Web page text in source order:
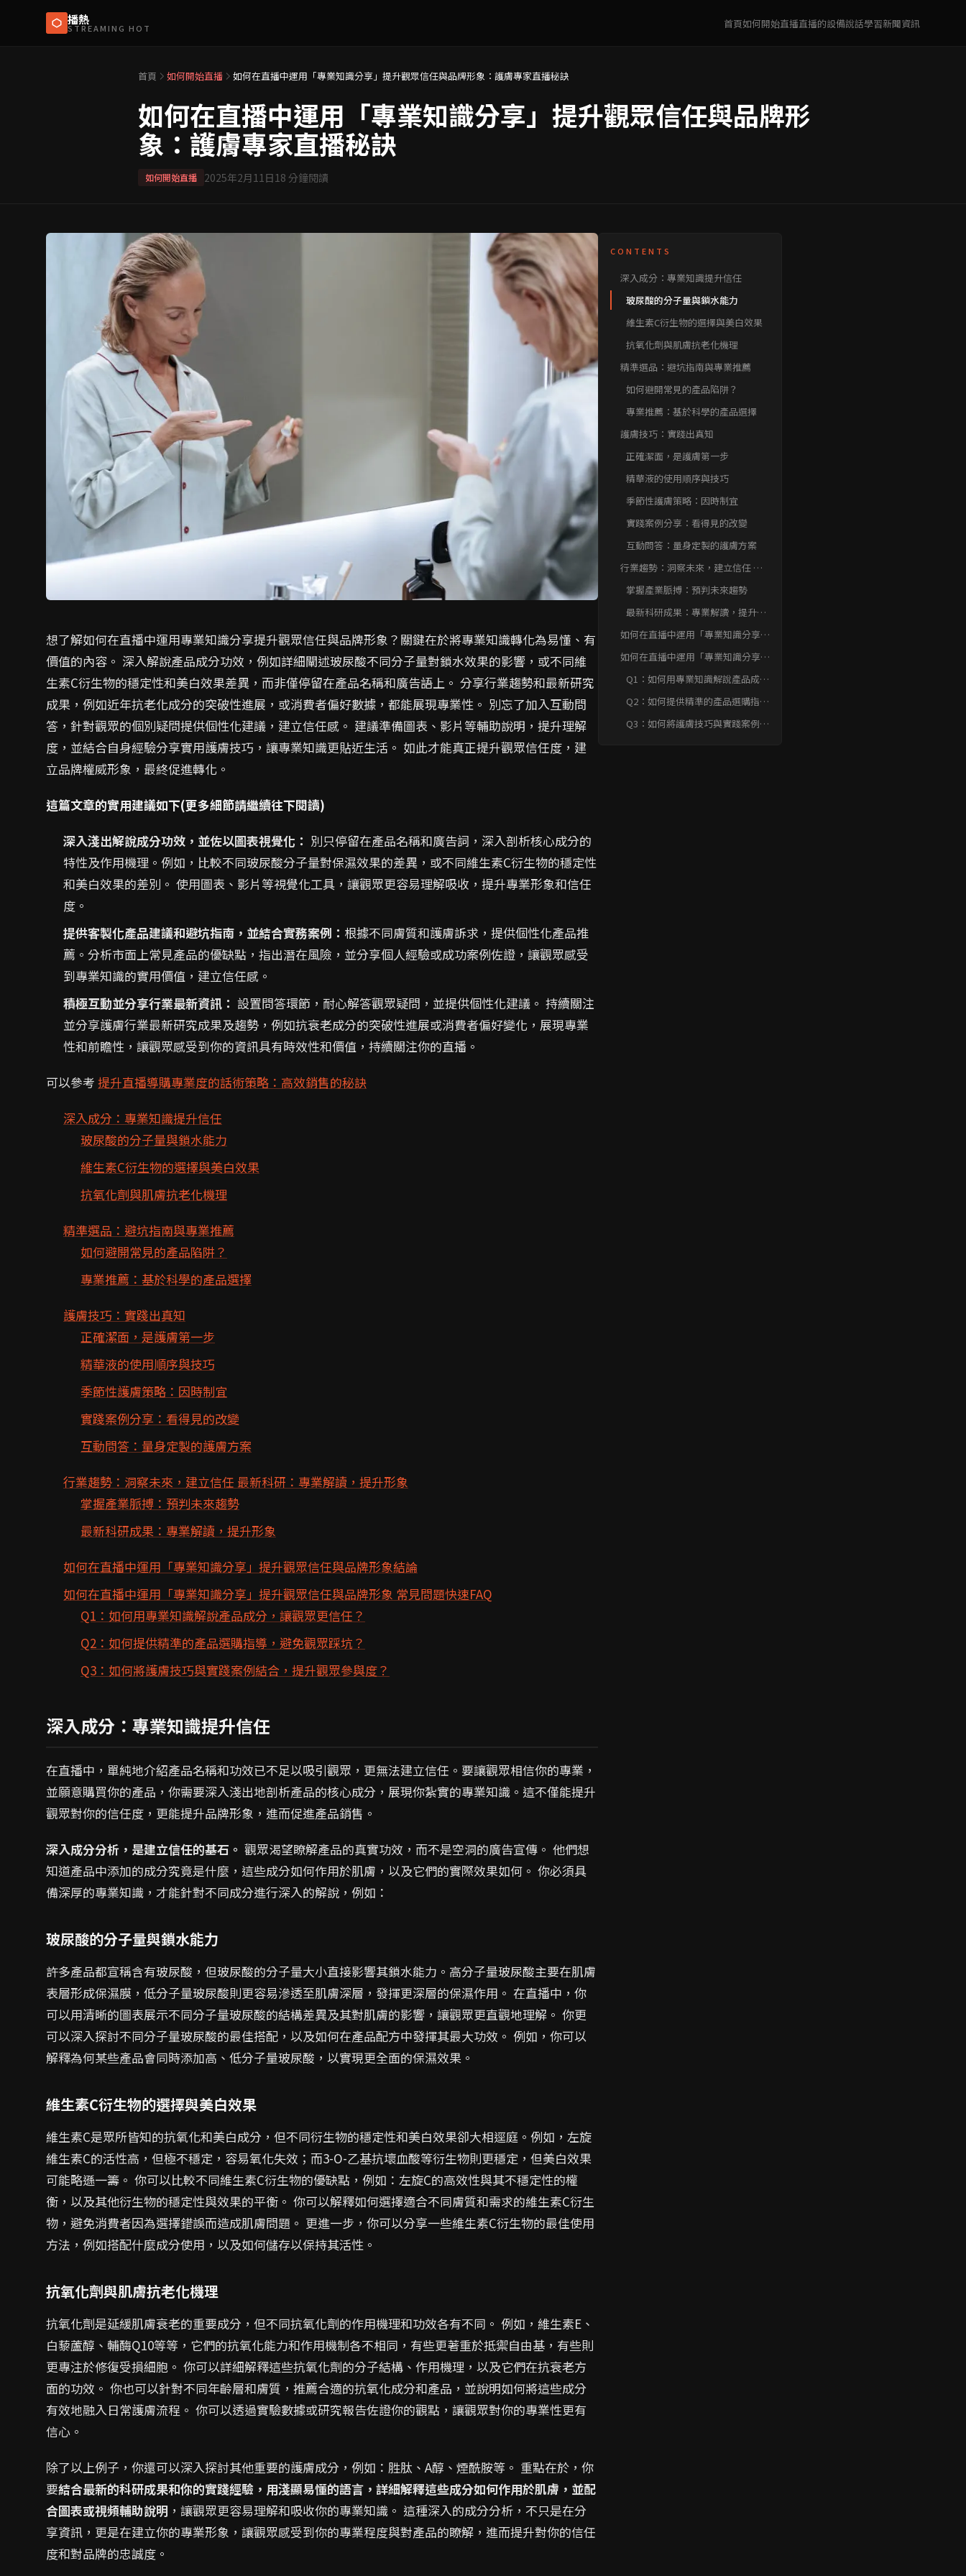
播熱
STREAMING HOT 首頁如何開始直播直播的設備說話學習新聞資訊
首頁 如何開始直播 如何在直播中運用「專業知識分享」提升觀眾信任與品牌形象：護膚專家直播秘訣
如何在直播中運用「專業知識分享」提升觀眾信任與品牌形
象：護膚專家直播秘訣
如何開始直播 2025年2月11日18 分鐘閱讀
想了解如何在直播中運用專業知識分享提升觀眾信任與品牌形象？關鍵在於將專業知識轉化為易懂、有
價值的內容。 深入解說產品成分功效，例如詳細闡述玻尿酸不同分子量對鎖水效果的影響，或不同維
生素C衍生物的穩定性和美白效果差異，而非僅停留在產品名稱和廣告語上。 分享行業趨勢和最新研究
成果，例如近年抗老化成分的突破性進展，或消費者偏好數據，都能展現專業性。 別忘了加入互動問
答，針對觀眾的個別疑問提供個性化建議，建立信任感。 建議準備圖表、影片等輔助說明，提升理解
度，並結合自身經驗分享實用護膚技巧，讓專業知識更貼近生活。 如此才能真正提升觀眾信任度，建
立品牌權威形象，最終促進轉化。
這篇文章的實用建議如下(更多細節請繼續往下閱讀)
深入淺出解說成分功效，並佐以圖表視覺化： 別只停留在產品名稱和廣告詞，深入剖析核心成分的
特性及作用機理。例如，比較不同玻尿酸分子量對保濕效果的差異，或不同維生素C衍生物的穩定性
和美白效果的差別。 使用圖表、影片等視覺化工具，讓觀眾更容易理解吸收，提升專業形象和信任
度。
提供客製化產品建議和避坑指南，並結合實務案例： 根據不同膚質和護膚訴求，提供個性化產品推
薦。分析市面上常見產品的優缺點，指出潛在風險，並分享個人經驗或成功案例佐證，讓觀眾感受
到專業知識的實用價值，建立信任感。
積極互動並分享行業最新資訊： 設置問答環節，耐心解答觀眾疑問，並提供個性化建議。 持續關注
並分享護膚行業最新研究成果及趨勢，例如抗衰老成分的突破性進展或消費者偏好變化，展現專業
性和前瞻性，讓觀眾感受到你的資訊具有時效性和價值，持續關注你的直播。
可以參考 提升直播導購專業度的話術策略：高效銷售的秘訣
深入成分：專業知識提升信任
玻尿酸的分子量與鎖水能力
維生素C衍生物的選擇與美白效果
抗氧化劑與肌膚抗老化機理
精準選品：避坑指南與專業推薦
如何避開常見的產品陷阱？
專業推薦：基於科學的產品選擇
護膚技巧：實踐出真知
正確潔面，是護膚第一步
精華液的使用順序與技巧
季節性護膚策略：因時制宜
實踐案例分享：看得見的改變
互動問答：量身定製的護膚方案
行業趨勢：洞察未來，建立信任 最新科研：專業解讀，提升形象
掌握產業脈搏：預判未來趨勢
最新科研成果：專業解讀，提升形象
如何在直播中運用「專業知識分享」提升觀眾信任與品牌形象結論
如何在直播中運用「專業知識分享」提升觀眾信任與品牌形象 常見問題快速FAQ
Q1：如何用專業知識解說產品成分，讓觀眾更信任？
Q2：如何提供精準的產品選購指導，避免觀眾踩坑？
Q3：如何將護膚技巧與實踐案例結合，提升觀眾參與度？
深入成分：專業知識提升信任
在直播中，單純地介紹產品名稱和功效已不足以吸引觀眾，更無法建立信任。要讓觀眾相信你的專業，
並願意購買你的產品，你需要深入淺出地剖析產品的核心成分，展現你紮實的專業知識。這不僅能提升
觀眾對你的信任度，更能提升品牌形象，進而促進產品銷售。
深入成分分析，是建立信任的基石。 觀眾渴望瞭解產品的真實功效，而不是空洞的廣告宣傳。 他們想
知道產品中添加的成分究竟是什麼，這些成分如何作用於肌膚，以及它們的實際效果如何。 你必須具
備深厚的專業知識，才能針對不同成分進行深入的解說，例如：
玻尿酸的分子量與鎖水能力
許多產品都宣稱含有玻尿酸，但玻尿酸的分子量大小直接影響其鎖水能力。高分子量玻尿酸主要在肌膚
表層形成保濕膜，低分子量玻尿酸則更容易滲透至肌膚深層，發揮更深層的保濕作用。 在直播中，你
可以用清晰的圖表展示不同分子量玻尿酸的結構差異及其對肌膚的影響，讓觀眾更直觀地理解。 你更
可以深入探討不同分子量玻尿酸的最佳搭配，以及如何在產品配方中發揮其最大功效。 例如，你可以
解釋為何某些產品會同時添加高、低分子量玻尿酸，以實現更全面的保濕效果。
維生素C衍生物的選擇與美白效果
維生素C是眾所皆知的抗氧化和美白成分，但不同衍生物的穩定性和美白效果卻大相逕庭。例如，左旋
維生素C的活性高，但極不穩定，容易氧化失效；而3-O-乙基抗壞血酸等衍生物則更穩定，但美白效果
可能略遜一籌。 你可以比較不同維生素C衍生物的優缺點，例如：左旋C的高效性與其不穩定性的權
衡，以及其他衍生物的穩定性與效果的平衡。 你可以解釋如何選擇適合不同膚質和需求的維生素C衍生
物，避免消費者因為選擇錯誤而造成肌膚問題。 更進一步，你可以分享一些維生素C衍生物的最佳使用
方法，例如搭配什麼成分使用，以及如何儲存以保持其活性。
抗氧化劑與肌膚抗老化機理
抗氧化劑是延緩肌膚衰老的重要成分，但不同抗氧化劑的作用機理和功效各有不同。 例如，維生素E、
白藜蘆醇、輔酶Q10等等，它們的抗氧化能力和作用機制各不相同，有些更著重於抵禦自由基，有些則
更專注於修復受損細胞。 你可以詳細解釋這些抗氧化劑的分子結構、作用機理，以及它們在抗衰老方
面的功效。 你也可以針對不同年齡層和膚質，推薦合適的抗氧化成分和產品，並說明如何將這些成分
有效地融入日常護膚流程。 你可以透過實驗數據或研究報告佐證你的觀點，讓觀眾對你的專業性更有
信心。
除了以上例子，你還可以深入探討其他重要的護膚成分，例如：胜肽、A醇、煙酰胺等。 重點在於，你
要結合最新的科研成果和你的實踐經驗，用淺顯易懂的語言，詳細解釋這些成分如何作用於肌膚，並配
合圖表或視頻輔助說明 ，讓觀眾更容易理解和吸收你的專業知識。 這種深入的成分分析，不只是在分
享資訊，更是在建立你的專業形象，讓觀眾感受到你的專業程度與對產品的瞭解，進而提升對你的信任
度和對品牌的忠誠度。
CONTENTS
深入成分：專業知識提升信任
玻尿酸的分子量與鎖水能力
維生素C衍生物的選擇與美白效果
抗氧化劑與肌膚抗老化機理
精準選品：避坑指南與專業推薦
如何避開常見的產品陷阱？
專業推薦：基於科學的產品選擇
護膚技巧：實踐出真知
正確潔面，是護膚第一步
精華液的使用順序與技巧
季節性護膚策略：因時制宜
實踐案例分享：看得見的改變
互動問答：量身定製的護膚方案
行業趨勢：洞察未來，建立信任 最
掌握產業脈搏：預判未來趨勢
最新科研成果：專業解讀，提升形
如何在直播中運用「專業知識分享」
如何在直播中運用「專業知識分享」
快速FAQ
Q1：如何用專業知識解說產品成
Q2：如何提供精準的產品選購指
Q3：如何將護膚技巧與實踐案例結